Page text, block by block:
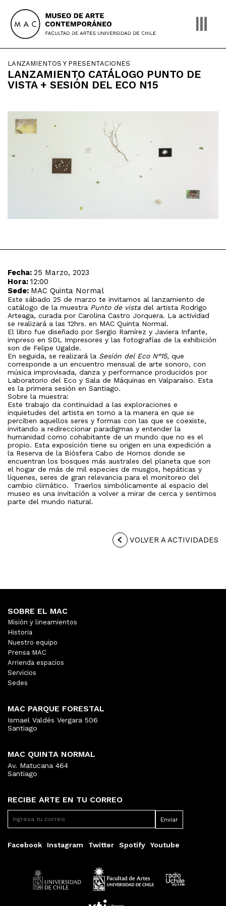
content
LANZAMIENTOS Y PRESENTACIONES
LANZAMIENTO CATÁLOGO PUNTO DE
VISTA + SESIÓN DEL ECO N15
Fecha: 25 Marzo, 2023
Hora: 12:00
Sede: MAC Quinta Normal
Este sábado 25 de marzo te invitamos al lanzamiento de
catálogo de la muestra Punto de vista del artista Rodrigo
Arteaga, curada por Carolina Castro Jorquera. La actividad
se realizará a las 12hrs. en MAC Quinta Normal.
El libro fue diseñado por Sergio Ramírez y Javiera Infante,
impreso en SDL Impresores y las fotografías de la exhibición
son de Felipe Ugalde.
En seguida, se realizará la Sesión del Eco N°15, que
corresponde a un encuentro mensual de arte sonoro, con
música improvisada, danza y performance producidos por
Laboratorio del Eco y Sala de Máquinas en Valparaíso. Esta
es la primera sesión en Santiago.
Sobre la muestra:
Este trabajo da continuidad a las exploraciones e
inquietudes del artista en torno a la manera en que se
perciben aquellos seres y formas con las que se coexiste,
invitando a redireccionar paradigmas y entender la
humanidad como cohabitante de un mundo que no es el
propio. Esta exposición tiene su origen en una expedición a
la Reserva de la Biósfera Cabo de Hornos donde se
encuentran los bosques más australes del planeta que son
el hogar de más de mil especies de musgos, hepáticas y
líquenes, seres de gran relevancia para el monitoreo del
cambio climático. Traerlos simbólicamente al espacio del
museo es una invitación a volver a mirar de cerca y sentirnos
parte del mundo natural.
VOLVER A ACTIVIDADES
RECIBE ARTE EN TU CORREO
Facebook Instagram Twitter Spotify Youtube
SOBRE EL MAC
Misión y lineamientos
Historia
Nuestro equipo
Prensa MAC
Arrienda espacios
Servicios
Sedes
MAC PARQUE FORESTAL
Ismael Valdés Vergara 506
Santiago
MAC QUINTA NORMAL
Av. Matucana 464
Santiago